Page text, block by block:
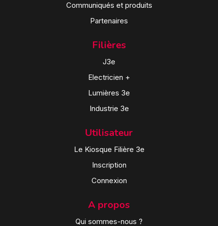
Communiqués et produits
Partenaires
Filières
J3e
Electricien +
Lumières 3e
Industrie 3e
Utilisateur
Le Kiosque Filière 3e
Inscription
Connexion
A propos
Qui sommes-nous ?